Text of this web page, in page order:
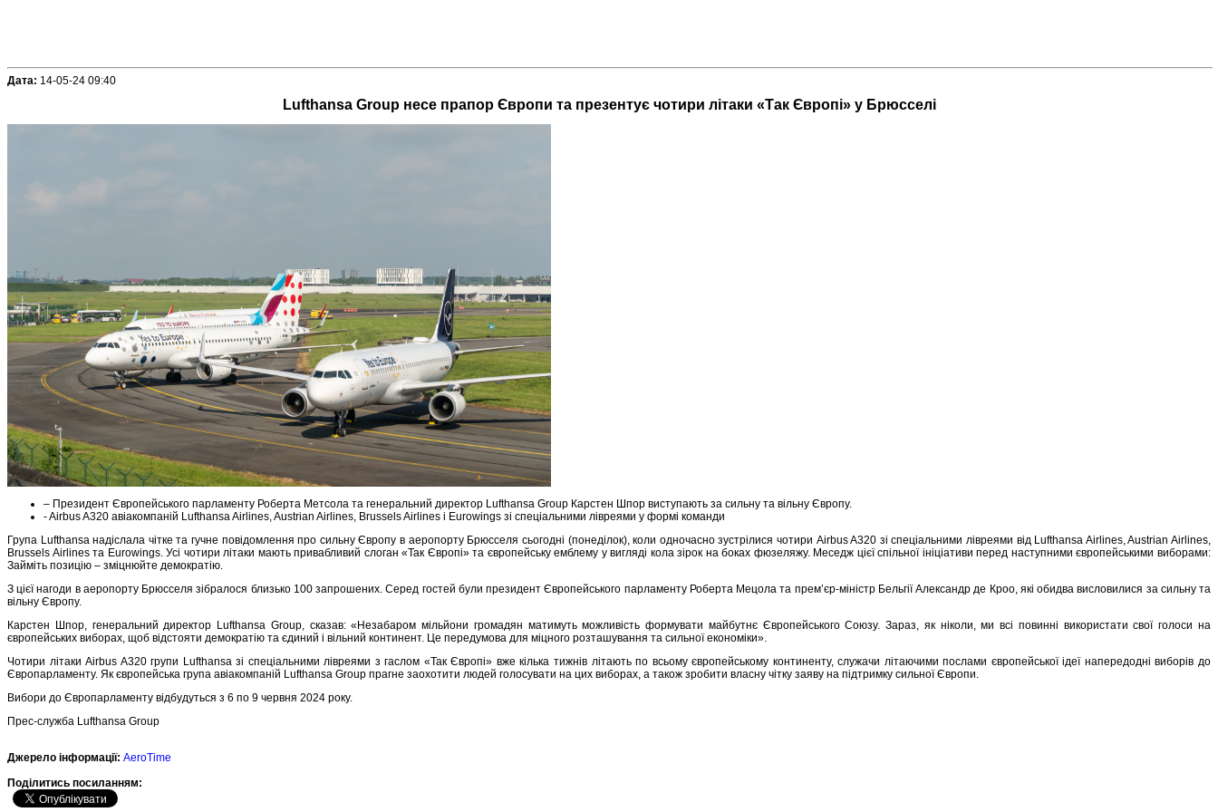
Дата: 14-05-24 09:40
Lufthansa Group несе прапор Європи та презентує чотири літаки «Так Європі» у Брюсселі
– Президент Європейського парламенту Роберта Метсола та генеральний директор Lufthansa Group Карстен Шпор виступають за сильну та вільну Європу.
- Airbus A320 авіакомпаній Lufthansa Airlines, Austrian Airlines, Brussels Airlines і Eurowings зі спеціальними лівреями у формі команди
Група Lufthansa надіслала чітке та гучне повідомлення про сильну Європу в аеропорту Брюсселя сьогодні (понеділок), коли одночасно зустрілися чотири Airbus A320 зі спеціальними лівреями від Lufthansa Airlines, Austrian Airlines,
Brussels Airlines та Eurowings. Усі чотири літаки мають привабливий слоган «Так Європі» та європейську емблему у вигляді кола зірок на боках фюзеляжу. Меседж цієї спільної ініціативи перед наступними європейськими виборами:
Займіть позицію – зміцнюйте демократію.
З цієї нагоди в аеропорту Брюсселя зібралося близько 100 запрошених. Серед гостей були президент Європейського парламенту Роберта Мецола та прем’єр-міністр Бельгії Александр де Кроо, які обидва висловилися за сильну та
вільну Європу.
Карстен Шпор, генеральний директор Lufthansa Group, сказав: «Незабаром мільйони громадян матимуть можливість формувати майбутнє Європейського Союзу. Зараз, як ніколи, ми всі повинні використати свої голоси на
європейських виборах, щоб відстояти демократію та єдиний і вільний континент. Це передумова для міцного розташування та сильної економіки».
Чотири літаки Airbus A320 групи Lufthansa зі спеціальними лівреями з гаслом «Так Європі» вже кілька тижнів літають по всьому європейському континенту, служачи літаючими послами європейської ідеї напередодні виборів до
Європарламенту. Як європейська група авіакомпаній Lufthansa Group прагне заохотити людей голосувати на цих виборах, а також зробити власну чітку заяву на підтримку сильної Європи.
Вибори до Європарламенту відбудуться з 6 по 9 червня 2024 року.
Прес-служба Lufthansa Group
Джерело інформації: AeroTime
Подiлитись посиланням: